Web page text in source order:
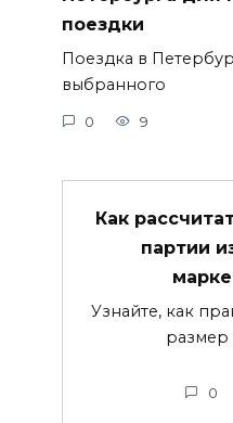
поездки
Поездка в
выбранного
0 9
Как
партии
Узнайте, как
размер
0